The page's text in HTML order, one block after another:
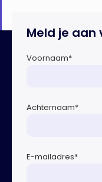
Meld je aan
Voornaam*
Achternaam*
E-mailadres*